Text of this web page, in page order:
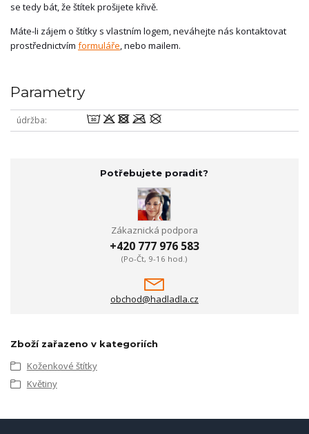
se tedy bát, že štítek prošijete křivě.
Máte-li zájem o štítky s vlastním logem, neváhejte nás kontaktovat
prostřednictvím formuláře, nebo mailem.
Parametry
údržba wodmU
Potřebujete poradit?
Zákaznická podpora
+420 777 976 583
(Po-Čt, 9-16 hod.)
obchod@hadladla.cz
Zboží zařazeno v kategoriích
Koženkové štítky
Květiny